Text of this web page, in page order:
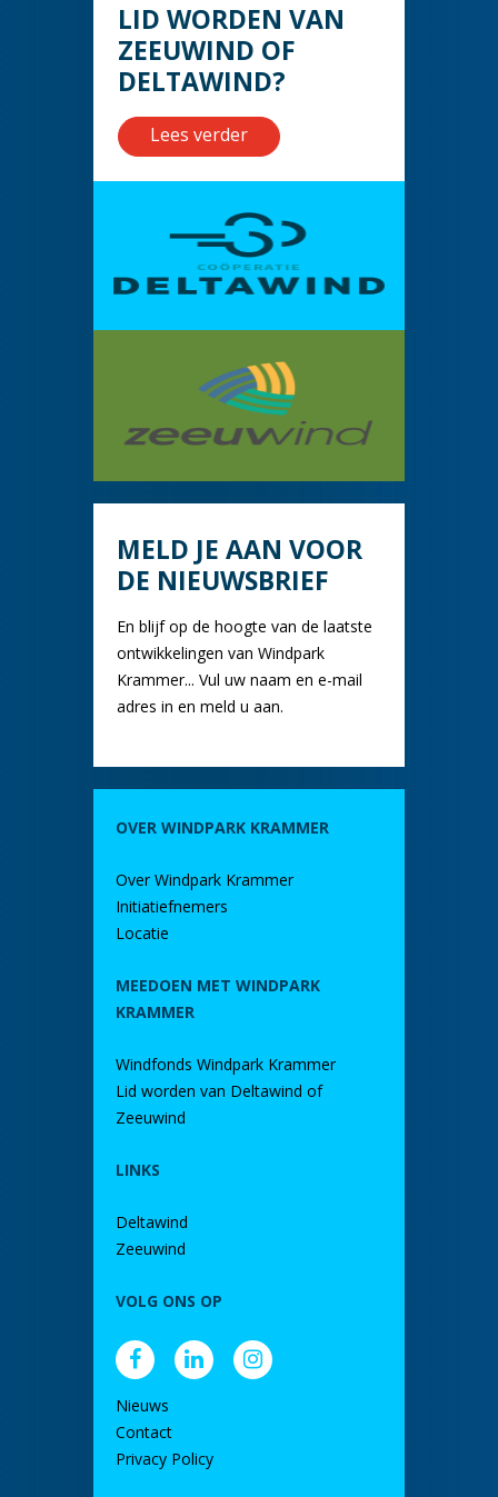
LID WORDEN VAN
ZEEUWIND OF
DELTAWIND?
Lees verder
MELD JE AAN VOOR
DE NIEUWSBRIEF
En blijf op de hoogte van de laatste
ontwikkelingen van Windpark
Krammer... Vul uw naam en e-mail
adres in en meld u aan.
OVER WINDPARK KRAMMER
Over Windpark Krammer
Initiatiefnemers
Locatie
MEEDOEN MET WINDPARK
KRAMMER
Windfonds Windpark Krammer
Lid worden van Deltawind of
Zeeuwind
LINKS
Deltawind
Zeeuwind
VOLG ONS OP
Nieuws
Contact
Privacy Policy